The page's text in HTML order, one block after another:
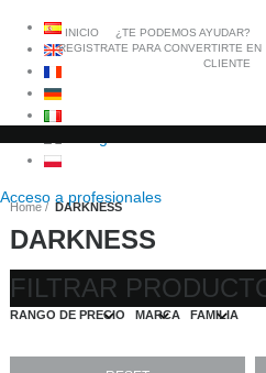
Acceso a profesionales
INICIO
¿TE PODEMOS AYUDAR?
REGISTRATE PARA CONVERTIRTE EN
CLIENTE
Home DARKNESS
DARKNESS
FILTRAR
RANGO DE PRECIO MARCA FAMILIA